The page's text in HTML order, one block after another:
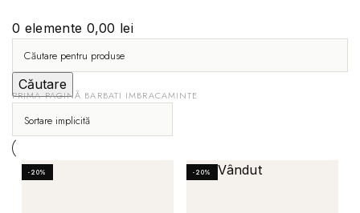
0 elemente 0,00 lei
Căutare
PRIMA PAGINĂ BARBATI IMBRACAMINTE
-20% -20% Vândut